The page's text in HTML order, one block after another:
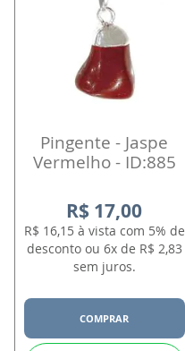
Pingente - Jaspe
Vermelho - ID:885
R$ 17,00
R$ 16,15 à vista com 5% de
desconto ou 6x de R$ 2,83
sem juros.
COMPRAR